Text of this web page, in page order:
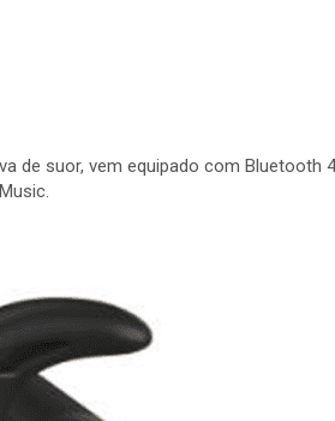
de suor, vem equipado com Bluetooth